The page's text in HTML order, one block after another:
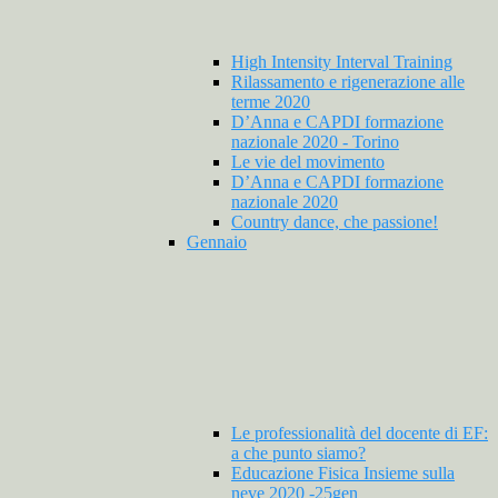
High Intensity Interval Training
Rilassamento e rigenerazione alle
terme 2020
D’Anna e CAPDI formazione
nazionale 2020 - Torino
Le vie del movimento
D’Anna e CAPDI formazione
nazionale 2020
Country dance, che passione!
Gennaio
Le professionalità del docente di EF:
a che punto siamo?
Educazione Fisica Insieme sulla
neve 2020 -25gen